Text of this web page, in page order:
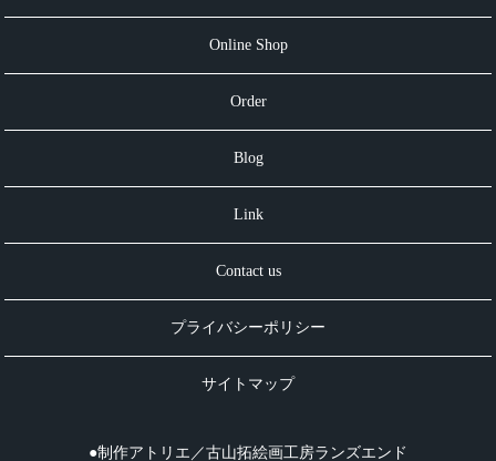
Online Shop
Order
Blog
Link
Contact us
プライバシーポリシー
サイトマップ
●制作アトリエ／古山拓絵画工房ランズエンド